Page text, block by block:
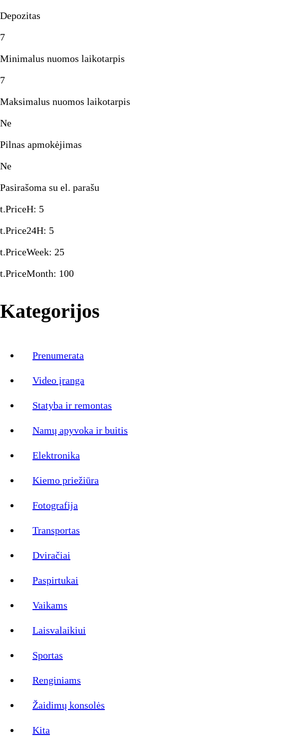
Depozitas
7
Minimalus nuomos laikotarpis
7
Maksimalus nuomos laikotarpis
Ne
Pilnas apmokėjimas
Ne
Pasirašoma su el. parašu
t.PriceH: 5
t.Price24H: 5
t.PriceWeek: 25
t.PriceMonth: 100
Kategorijos
Prenumerata
Video įranga
Statyba ir remontas
Namų apyvoka ir buitis
Elektronika
Kiemo priežiūra
Fotografija
Transportas
Dviračiai
Paspirtukai
Vaikams
Laisvalaikiui
Sportas
Renginiams
Žaidimų konsolės
Kita